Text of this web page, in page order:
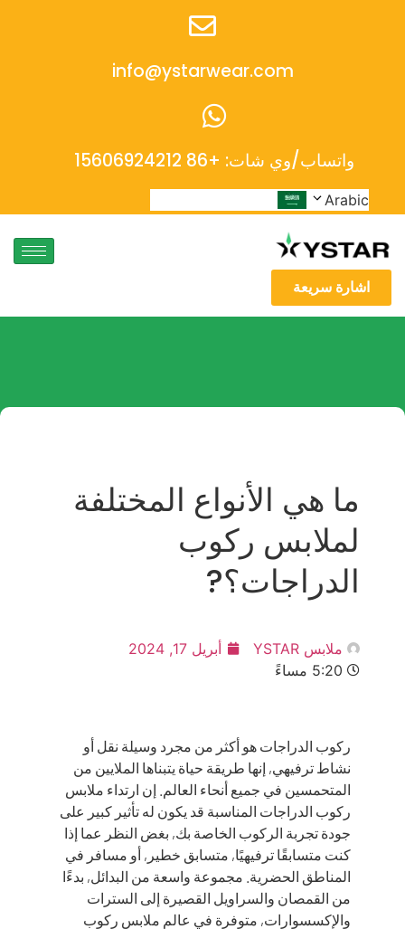
info@ystarwear.com
واتساب/وي شات: +86 15606924212
Arabic
اشارة سريعة
ما هي الأنواع المختلفة
لملابس ركوب
الدراجات؟?
ملابس YSTAR
أبريل 17, 2024
5:20 مساءً
ركوب الدراجات هو أكثر من مجرد وسيلة نقل أو
نشاط ترفيهي, إنها طريقة حياة يتبناها الملايين من
المتحمسين في جميع أنحاء العالم. إن ارتداء ملابس
ركوب الدراجات المناسبة قد يكون له تأثير كبير على
جودة تجربة الركوب الخاصة بك, بغض النظر عما إذا
كنت متسابقًا ترفيهيًا, متسابق خطير, أو مسافر في
المناطق الحضرية. مجموعة واسعة من البدائل, بدءًا
من القمصان والسراويل القصيرة إلى السترات
والإكسسوارات, متوفرة في عالم ملابس ركوب